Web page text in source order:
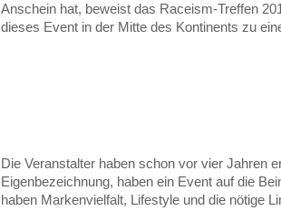
Anschein hat, beweist das Raceism-Treffen
dieses Event in der Mitte des Kontinents zu
Die Veranstalter haben schon vor vier Jahren
Eigenbezeichnung, haben ein Event auf die
haben Markenvielfalt, Lifestyle und die nötige